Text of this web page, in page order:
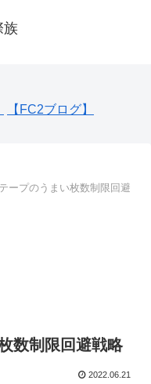
族
【FC2ブログ】
ープのうまい枚数制限回避
数制限回避戦略
2022.06.21